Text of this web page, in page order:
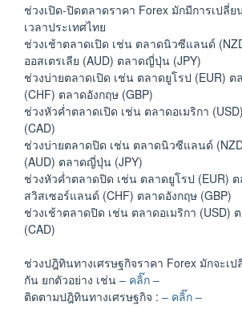
ช่วงเปิด-ปิดตลาดราคา Forex มักมีการเปลี่ย
เวลาประเทศไทย
ช่วงเช้าตลาดเปิด เช่น ตลาดนิวซีแลนด์
ออสเตรเลีย (AUD) ตลาดญี่ปุ่น (JPY)
ช่วงบ่ายตลาดเปิด เช่น ตลาดยูโรป (EUR)
(CHF) ตลาดอังกฤษ (GBP)
ช่วงหัวค่ำตลาดเปิด เช่น ตลาดอเมริกา
(CAD)
ช่วงบ่ายตลาดปิด เช่น ตลาดนิวซีแลนด์
(AUD) ตลาดญี่ปุ่น (JPY)
ช่วงหัวค่ำตลาดปิด เช่น ตลาดยูโรป (EUR)
สวิสเซอร์แลนด์ (CHF) ตลาดอังกฤษ (GBP)
ช่วงเช้าตลาดปิด เช่น ตลาดอเมริกา (USD)
(CAD)
ช่วงปฎิทินทางเศรษฐกิจราคา Forex มักจะเ
กัน ยกตัวอย่าง เช่น – คลิ๊ก –
ติดตามปฎิทินทางเศรษฐกิจ : – คลิ๊ก –